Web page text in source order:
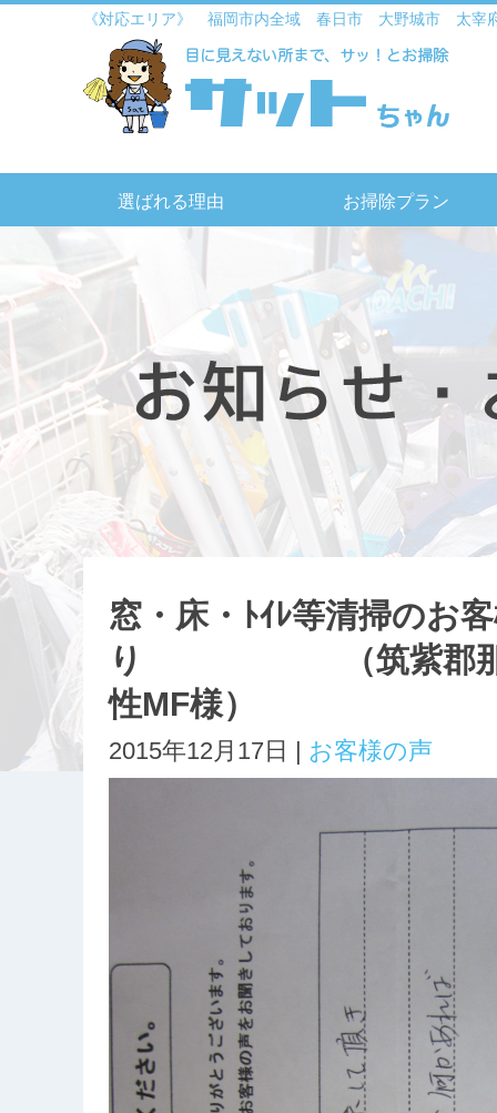
《対応エリア》 福岡市内全域 春日市 大野城市 太
選ばれる理由 お掃除プラン
窓・床・ﾄｲﾚ等清掃のお
り （筑紫郡那珂
性MF様）
2015年12月17日 | お客様の声